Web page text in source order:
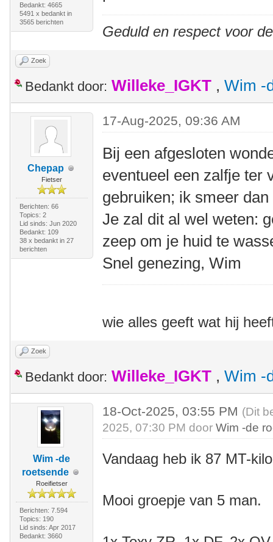
Bedankt: 4665
5491 x bedankt in
3565 berichten
Geduld en respect voor
Zoek
Bedankt door: Willeke_IGKT , Wim -
Chepap
Fietser
Berichten: 66
Topics: 2
Lid sinds: Jun 2020
Bedankt: 109
38 x bedankt in 27
berichten
17-Aug-2025, 09:36 AM
Bij een afgesloten
eventueel een zalfje ter
gebruiken; ik smeer
Je zal dit al wel weten:
zeep om je huid te
Snel genezing, Wim
wie alles geeft wat hij
Zoek
Bedankt door: Willeke_IGKT , Wim -
Wim -de
roetsende
Roeifietser
Berichten: 7.594
Topics: 190
Lid sinds: Apr 2017
Bedankt: 3660
18-Oct-2025, 03:55 PM (Dit
2025, 07:30 PM doorWim -de
Vandaag heb ik 87 MT-
Mooi groepje van 5 man.